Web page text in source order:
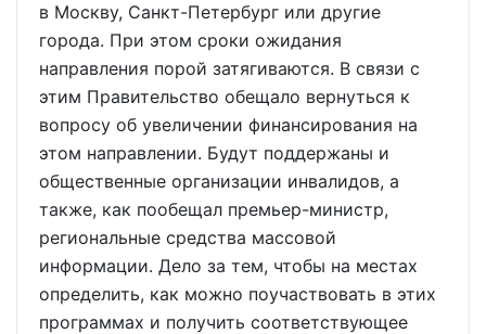
в Москву, Санкт-Петербург или другие
города. При этом сроки ожидания
направления порой затягиваются. В связи с
этим Правительство обещало вернуться к
вопросу об увеличении финансирования на
этом направлении. Будут поддержаны и
общественные организации инвалидов, а
также, как пообещал премьер-министр,
региональные средства массовой
информации. Дело за тем, чтобы на местах
определить, как можно поучаствовать в этих
программах и получить соответствующее